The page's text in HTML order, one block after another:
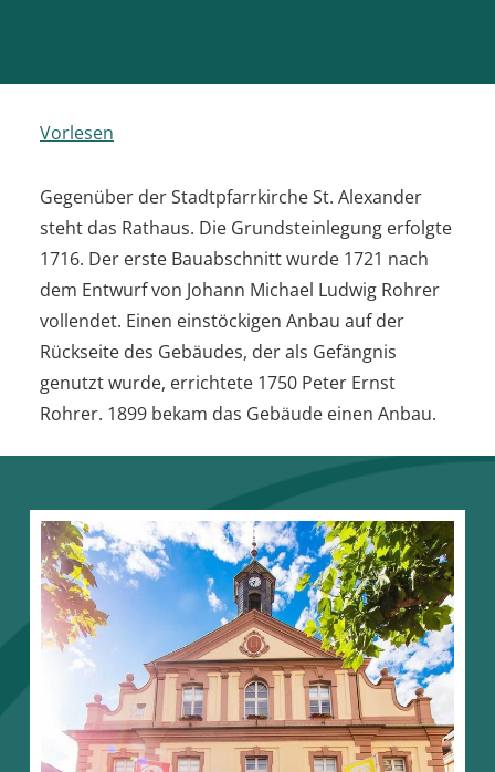
Vorlesen
Gegenüber der Stadtpfarrkirche St. Alexander
steht das Rathaus. Die Grundsteinlegung erfolgte
1716. Der erste Bauabschnitt wurde 1721 nach
dem Entwurf von Johann Michael Ludwig Rohrer
vollendet. Einen einstöckigen Anbau auf der
Rückseite des Gebäudes, der als Gefängnis
genutzt wurde, errichtete 1750 Peter Ernst
Rohrer. 1899 bekam das Gebäude einen Anbau.